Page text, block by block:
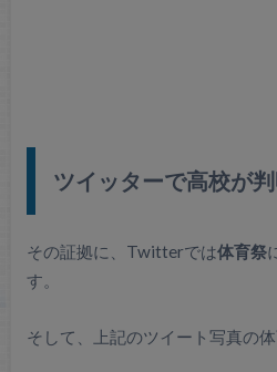
ツイッターで高校が判
その証拠に、Twitterでは体育祭
す。
そして、上記のツイート写真の体